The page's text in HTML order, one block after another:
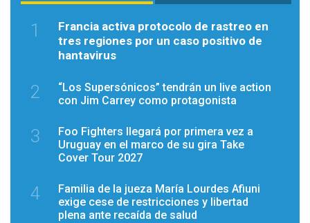
1
Francia activa protocolo de rastreo en
tres regiones por un caso positivo de
hantavirus
2
“Los Supersónicos” tendrán un live action
con Jim Carrey como protagonista
3
Foo Fighters llegará por primera vez a
Uruguay en el marco de su gira Take
Cover Tour 2027
4
Familia de la jueza María Lourdes Afiuni
exige cese de restricciones y libertad
plena ante recaída de salud